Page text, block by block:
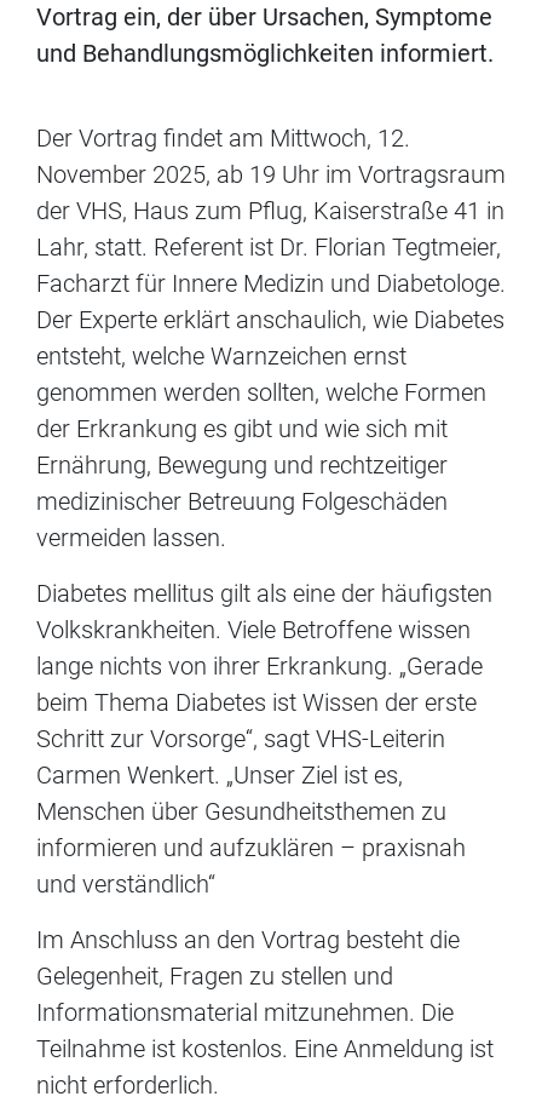
Vortrag ein, der über Ursachen, Symptome
und Behandlungsmöglichkeiten informiert.
Der Vortrag findet am Mittwoch, 12.
November 2025, ab 19 Uhr im Vortragsraum
der VHS, Haus zum Pflug, Kaiserstraße 41 in
Lahr, statt. Referent ist Dr. Florian Tegtmeier,
Facharzt für Innere Medizin und Diabetologe.
Der Experte erklärt anschaulich, wie Diabetes
entsteht, welche Warnzeichen ernst
genommen werden sollten, welche Formen
der Erkrankung es gibt und wie sich mit
Ernährung, Bewegung und rechtzeitiger
medizinischer Betreuung Folgeschäden
vermeiden lassen.
Diabetes mellitus gilt als eine der häufigsten
Volkskrankheiten. Viele Betroffene wissen
lange nichts von ihrer Erkrankung. „Gerade
beim Thema Diabetes ist Wissen der erste
Schritt zur Vorsorge“, sagt VHS-Leiterin
Carmen Wenkert. „Unser Ziel ist es,
Menschen über Gesundheitsthemen zu
informieren und aufzuklären – praxisnah
und verständlich“
Im Anschluss an den Vortrag besteht die
Gelegenheit, Fragen zu stellen und
Informationsmaterial mitzunehmen. Die
Teilnahme ist kostenlos. Eine Anmeldung ist
nicht erforderlich.